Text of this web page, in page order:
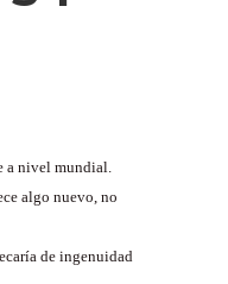
a nivel mundial.
algo nuevo, no
de ingenuidad